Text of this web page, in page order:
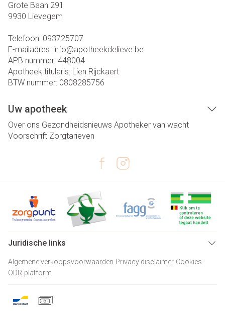
Grote Baan 291
9930 Lievegem
Telefoon: 093725707
E-mailadres: info@apotheekdelieve.be
APB nummer: 448004
Apotheek titularis: Lien Rijckaert
BTW nummer: 0808285756
Uw apotheek
Over ons Gezondheidsnieuws Apotheker van wacht
Voorschrift Zorgtarieven
Juridische links
Algemene verkoopsvoorwaarden Privacy disclaimer Cookies
ODR-platform